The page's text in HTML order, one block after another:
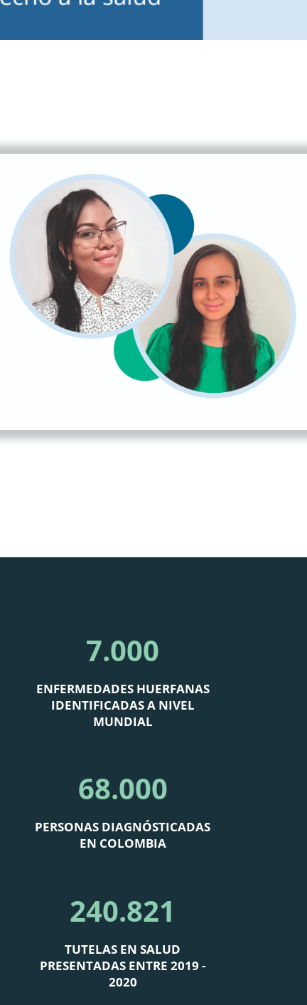
7.000
ENFERMEDADES HUERFANAS
IDENTIFICADAS A NIVEL
MUNDIAL
68.000
PERSONAS DIAGNÓSTICADAS
EN COLOMBIA
240.821
TUTELAS EN SALUD
PRESENTADAS ENTRE 2019 -
2020